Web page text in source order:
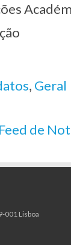
, Geral
de
001 Lisboa